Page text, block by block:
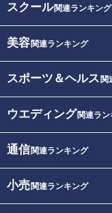
スクール関連ランキング
美容関連ランキング
スポーツ＆ヘルス 関
ウエディング関連ラ
通信関連ランキング
小売関連ランキング